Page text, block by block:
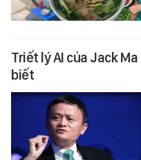
Triết lý AI của Jack
biết